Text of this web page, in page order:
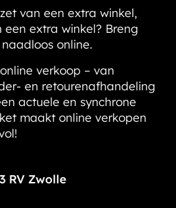
van een extra winkel,
een extra winkel? Breng
online.
verkoop – van
en retourenafhandeling
actuele en synchrone
maakt online verkopen
RV Zwolle